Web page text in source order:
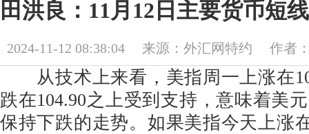
田洪良：11月12日主要货币
2024-11-12 08:38:04 来源：外汇网特约 作者
从技术上来看，美指周一上涨在
跌在104.90之上受到支持，意味着美
保持下跌的走势。如果美指今天上涨